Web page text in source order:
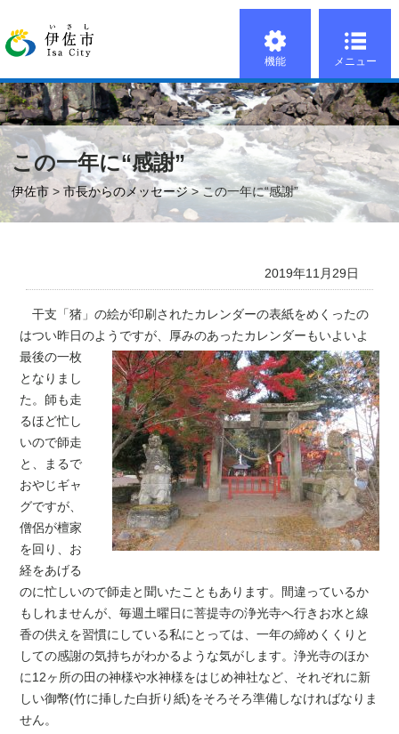
機能 メニュー
この一年に“感謝”
伊佐市 >市長からのメッセージ> この一年に“感謝”
2019年11月29日
干支「猪」の絵が印刷されたカレンダーの表紙をめくったの
はつい昨日のようですが、厚みのあったカレンダーもいよいよ
最後の一枚
となりまし
た。師も走
るほど忙し
いので師走
と、まるで
おやじギャ
グですが、
僧侶が檀家
を回り、お
経をあげる
のに忙しいので師走と聞いたこともあります。間違っているか
もしれませんが、毎週土曜日に菩提寺の浄光寺へ行きお水と線
香の供えを習慣にしている私にとっては、一年の締めくくりと
しての感謝の気持ちがわかるような気がします。浄光寺のほか
に12ヶ所の田の神様や水神様をはじめ神社など、それぞれに新
しい御幣(竹に挿した白折り紙)をそろそろ準備しなければなりま
せん。